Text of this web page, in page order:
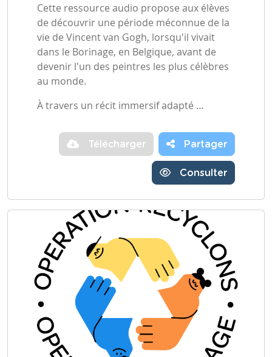
Cette ressource audio propose aux élèves
de découvrir une période méconnue de la
vie de Vincent van Gogh, lorsqu'il vivait
dans le Borinage, en Belgique, avant de
devenir l'un des peintres les plus célèbres
au monde.
À travers un récit immersif adapté …
Télécharger Partager
Consulter